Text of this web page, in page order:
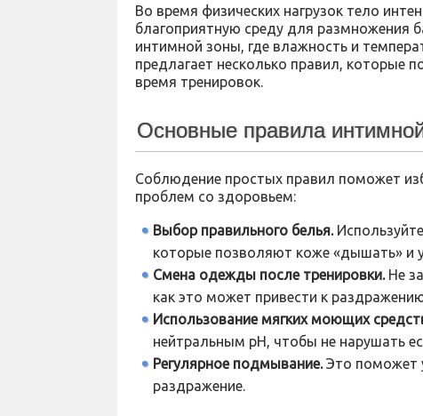
Во время физических нагрузок тело
благоприятную среду для размножения
интимной зоны, где влажность и
предлагает несколько правил, которые
время тренировок.
Основные правила
Соблюдение простых правил поможет
проблем со здоровьем:
Выбор правильного белья.
которые позволяют коже «дышать» и
Смена одежды после тренировки.Не
как это может привести к
Использование мягких моющих
нейтральным pH, чтобы не нарушать
Регулярное подмывание.Это поможет
раздражение.